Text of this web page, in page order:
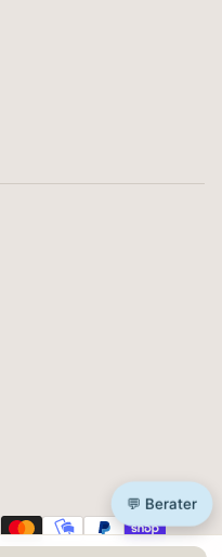
💬 Berater